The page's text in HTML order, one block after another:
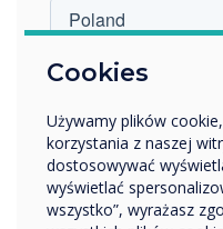
informacji lub
tutaj.
Cookies
Używamy plików
korzystania z naszej
dostosowywać
wyświetlać
wszystko”, wyrażasz
W jakiej branży pracujesz?
Przedsiębiorstwo
Inne
Nazwa firmy